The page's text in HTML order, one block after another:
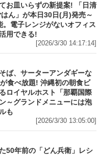
お皿いらずの新提案! 「日清
ん」が本日30日(月)発売～
。電子レンジがないオフィス
用できる!
[2026/3/30 14:17:14]
ば、サーターアンダギーな
食べ放題! 沖縄初の朝食ビ
ロイヤルホスト「那覇国際
～グランドメニューには泡
も
[2026/3/30 13:05:00]
50年前の「どん兵衛」レシ